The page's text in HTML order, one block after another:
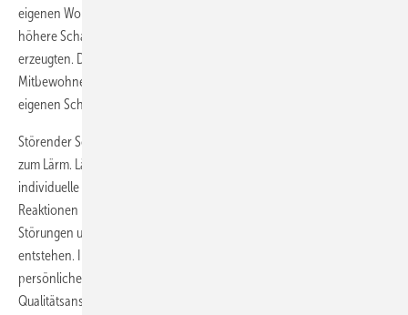
eigenen Wohnbereich schalltechnische Grenzwerte fest. Hier sind
höhere Schallpegel zugelassen als die durch den fremden Bereich
erzeugten. Das ist praxisfremd, denn auch der durch den
Mitbewohner erzeugte Schall einer Toilettenspülung stört den
eigenen Schlaf.
Störender Schall wird, aufgrund der Tatsache dass er unerwünscht ist,
zum Lärm. Lärm wiederum löst negative Emotionen aus. Häufigkeit und
individuelle Störung dieser Lärmbelastung rufen vegetativ-hormonelle
Reaktionen hervor. Bei andauernder Problematik können funktionale
Störungen und langfristige Gesundheitsbeeinträchtigungen
entstehen. In Wohnungen sollen sich Menschen wohlfühlen. Als
persönliche Schutzbereiche sollen sie auch übliche Komfort- und
Qualitätsansprüche erfüllen. Dazu gehört, Privatsphäre und